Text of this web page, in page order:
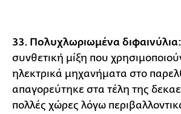
33. Πολυχλωριωμένα διφαινύλια:
συνθετική μίξη που
ηλεκτρικά μηχανήματα στο
απαγορεύτηκε στα τέλη της
πολλές χώρες λόγω